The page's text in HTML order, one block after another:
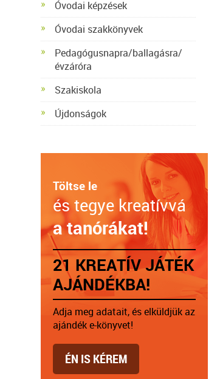
Óvodai képzések
Óvodai szakkönyvek
Pedagógusnapra/ballagásra/
évzáróra
Szakiskola
Újdonságok
Töltse le
és tegye kreatívvá
a tanórákat!
21 KREATÍV JÁTÉK
AJÁNDÉKBA!
Adja meg adatait, és elküldjük az
ajándék e-könyvet!
ÉN IS KÉREM